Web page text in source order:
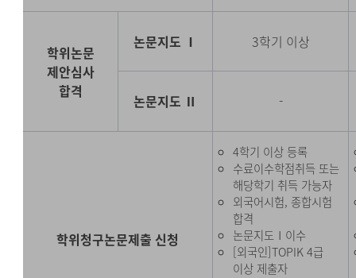
학위논문
제안심사
합격
논문지도 Ⅰ 3학기 이상
논문지도 Ⅱ -
학위청구논문제출 신청
4학기 이상 등록
수료이수학점취득 또는
해당학기 취득 가능자
외국어시험, 종합시험
합격
논문지도Ⅰ이수
[외국인]TOPIK 4급
이상 제출자